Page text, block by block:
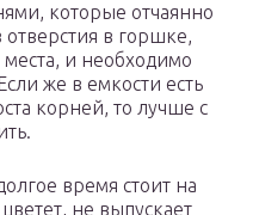
которые отчаянно
в горшке,
и необходимо
же в емкости есть
корней, то лучше с
время стоит на
не выпускает